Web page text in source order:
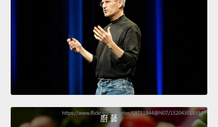
廚 藝